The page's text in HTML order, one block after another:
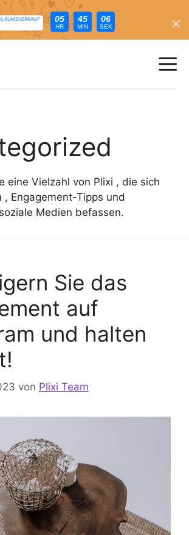
05
HR
45
MIN
04
SEK
eine Vielzahl von Plixi , die sich
, Engagement-Tipps und
Medien befassen.
Sie das
auf
und halten
von Plixi Team